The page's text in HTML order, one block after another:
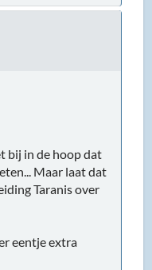
bij in de hoop dat
Maar laat dat
Taranis over
eentje extra